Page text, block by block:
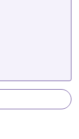
Choisir